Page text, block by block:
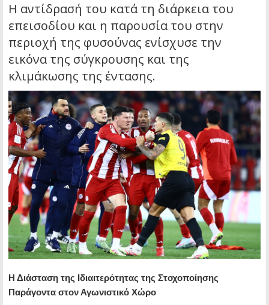
Η αντίδρασή του κατά τη διάρκεια του
επεισοδίου και η παρουσία του στην
περιοχή της φυσούνας ενίσχυσε την
εικόνα της σύγκρουσης και της
κλιμάκωσης της έντασης.
Η Διάσταση της Ιδιαιτερότητας της Στοχοποίησης
Παράγοντα στον Αγωνιστικό Χώρο